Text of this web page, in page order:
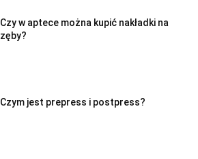
Czy w aptece można kupić nakładki na
zęby?
Czym jest prepress i postpress?